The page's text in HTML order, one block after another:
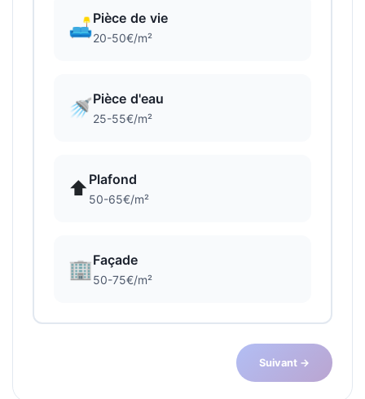
🛋️Pièce de vie
20-50€/m²
🚿Pièce d'eau
25-55€/m²
⬆️ Plafond
50-65€/m²
🏢Façade
50-75€/m²
Suivant →